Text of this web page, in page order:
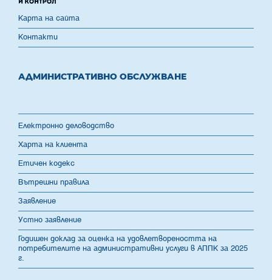
Карта на сайта
Контакти
АДМИНИСТРАТИВНО ОБСЛУЖВАНЕ
Електронно деловодство
Харта на клиента
Етичен кодекс
Вътрешни правила
Заявление
Устно заявление
Годишен доклад за оценка на удовлетвореността на
потребителите на административни услуги в АППК за 2025
г.